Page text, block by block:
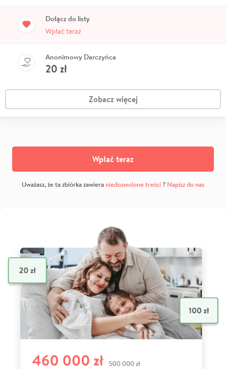
Dołącz do listy
Wpłać teraz
Anonimowy Darczyńca
20 zł
Zobacz więcej
Wpłać teraz
Uważasz, że ta zbiórka zawiera niedozwolone treści? Napisz do nas